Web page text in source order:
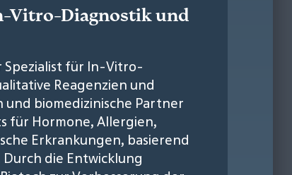
Vitro-Diagnostik und
Spezialist für In-Vitro-
Reagenzien und
und biomedizinische Partner
für Hormone, Allergien,
Erkrankungen, basierend
Durch die Entwicklung